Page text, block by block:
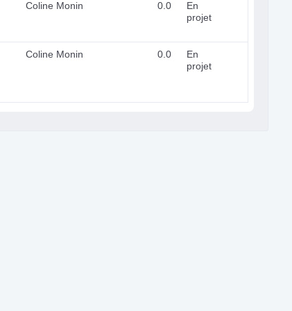
Coline Monin 0.0
En
projet
Coline Monin 0.0
En
projet